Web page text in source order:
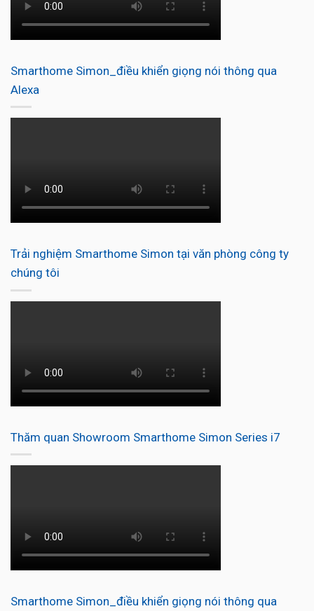
Smarthome Simon_điều khiển giọng nói thông qua
Alexa
Trải nghiệm Smarthome Simon tại văn phòng công ty
chúng tôi
Thăm quan Showroom Smarthome Simon Series i7
Smarthome Simon_điều khiển giọng nói thông qua